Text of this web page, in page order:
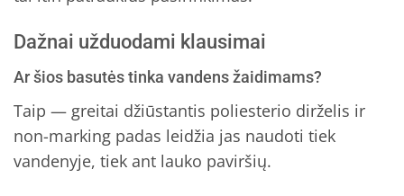
Dažnai užduodami klausimai
Ar šios basutės tinka vandens žaidimams?
Taip — greitai džiūstantis poliesterio dirželis ir
non-marking padas leidžia jas naudoti tiek
vandenyje, tiek ant lauko paviršių.